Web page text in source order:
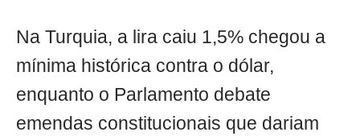
Na Turquia, a lira caiu 1,5% chegou a
mínima histórica contra o dólar,
enquanto o Parlamento debate
emendas constitucionais que dariam